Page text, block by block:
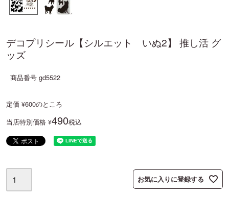
デコプリシール【シルエット いぬ2】 推し活 グ
ッズ
商品番号 gd5522
定価 ¥600のところ
当店特別価格 ¥490税込
お気に入りに登録する